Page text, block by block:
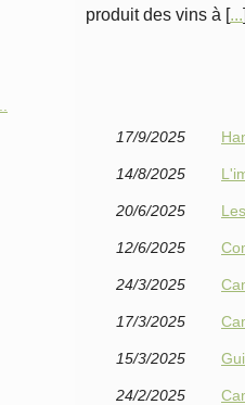
produit des vins à [...]
17/9/2025
14/8/2025
20/6/2025
12/6/2025
24/3/2025
17/3/2025
15/3/2025
24/2/2025